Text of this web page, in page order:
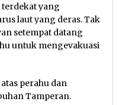
yang
laut yang deras. Tak
setempat datang
untuk mengevakuasi
perahu dan
Tamperan.